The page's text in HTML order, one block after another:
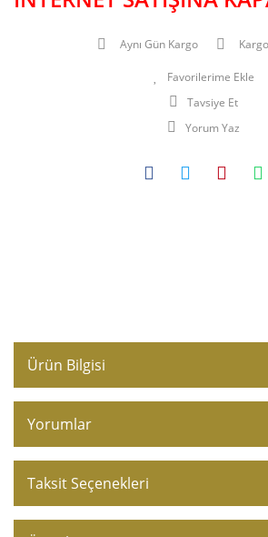
Aynı Gün Kargo
Tavsiye Et
Yorum Yaz
Ürün Bilgisi
Yorumlar
Taksit Seçenekleri